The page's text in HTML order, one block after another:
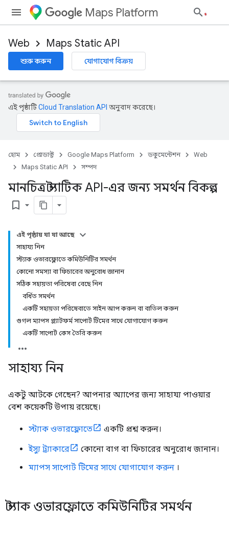
Maps Platform
Web Maps Static API
শুরু করুন যোগাযোগ বিক্রয়
এই পৃষ্ঠাটিCloud Translation API অনুবাদ করেছে।
হোম প্রোডাক্ট Google Maps Platform ডকুমেন্টেশন
Web
Maps Static API
সম্পদ
মানচিত্র স্ট্যাটিক API-এর জন্য সমর্থন বিকল্প
bookmark_border
এই পৃষ্ঠায় যা যা আছে
সাহায্য নিন
স্ট্যাক ওভারফ্লোতে কমিউনিটির সমর্থন
কোনো সমস্যা বা ফিচারের অনুরোধ জানান
সঠিক সহায়তা পরিষেবা বেছে নিন
বর্ধিত সমর্থন
একটি সহায়তা পরিষেবাতে সাইন আপ করুন বা বাতিল করুন
গুগল ম্যাপস প্ল্যাটফর্ম সাপোর্ট টিমের সাথে যোগাযোগ করুন
একটি সাপোর্ট কেস তৈরি করুন
সাহায্য নিন
একটু আটকে গেছেন? আপনার অ্যাপের জন্য সাহায্য পাওয়ার
বেশ কয়েকটি উপায় রয়েছে।
স্ট্যাক ওভারফ্লোতে একটি প্রশ্ন করুন।
ইস্যু ট্র্যাকারে
কোনো বাগ বা ফিচারের অনুরোধ জানান।
ম্যাপস সাপোর্ট টিমের সাথে যোগাযোগ করুন ।
স্ট্যাক ওভারফ্লোতে কমিউনিটির সমর্থন